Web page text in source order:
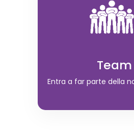
Team
Entra a far parte della